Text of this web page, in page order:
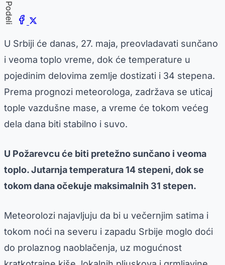
Podeli
U Srbiji će danas, 27. maja, preovladavati sunčano
i veoma toplo vreme, dok će temperature u
pojedinim delovima zemlje dostizati i 34 stepena.
Prema prognozi meteorologa, zadržava se uticaj
tople vazdušne mase, a vreme će tokom većeg
dela dana biti stabilno i suvo.
U Požarevcu će biti pretežno sunčano i veoma
toplo. Jutarnja temperatura 14 stepeni, dok se
tokom dana očekuje maksimalnih 31 stepen.
Meteorolozi najavljuju da bi u večernjim satima i
tokom noći na severu i zapadu Srbije moglo doći
do prolaznog naoblačenja, uz mogućnost